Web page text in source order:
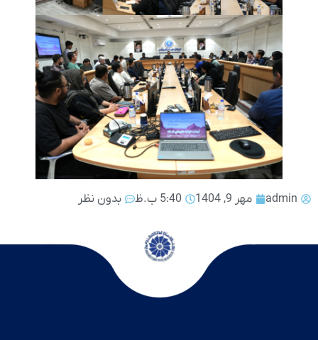
admin مهر 9, 1404 5:40 ب.ظ بدون نظر